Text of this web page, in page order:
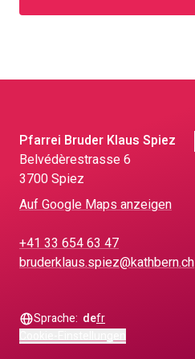
Pfarrei Bruder Klaus Spiez
Bel­védè­re­strasse 6
3700 Spiez
Auf Google Maps anzeigen
+41 33 654 63 47
bruderklaus.spiez@kathbern.ch
Sprache: defr